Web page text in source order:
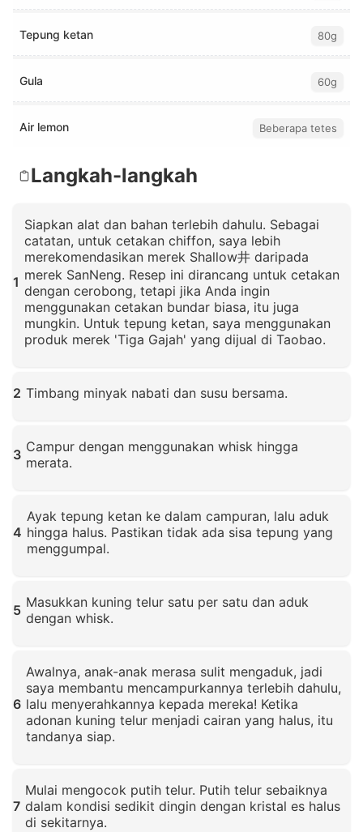
Tepung ketan 80g
Gula 60g
Air lemon Beberapa tetes
Langkah-langkah
1
Siapkan alat dan bahan terlebih dahulu. Sebagai
catatan, untuk cetakan chiffon, saya lebih
merekomendasikan merek Shallow井 daripada
merek SanNeng. Resep ini dirancang untuk cetakan
dengan cerobong, tetapi jika Anda ingin
menggunakan cetakan bundar biasa, itu juga
mungkin. Untuk tepung ketan, saya menggunakan
produk merek 'Tiga Gajah' yang dijual di Taobao.
2 Timbang minyak nabati dan susu bersama.
3 Campur dengan menggunakan whisk hingga
merata.
4
Ayak tepung ketan ke dalam campuran, lalu aduk
hingga halus. Pastikan tidak ada sisa tepung yang
menggumpal.
5 Masukkan kuning telur satu per satu dan aduk
dengan whisk.
6
Awalnya, anak-anak merasa sulit mengaduk, jadi
saya membantu mencampurkannya terlebih dahulu,
lalu menyerahkannya kepada mereka! Ketika
adonan kuning telur menjadi cairan yang halus, itu
tandanya siap.
7
Mulai mengocok putih telur. Putih telur sebaiknya
dalam kondisi sedikit dingin dengan kristal es halus
di sekitarnya.